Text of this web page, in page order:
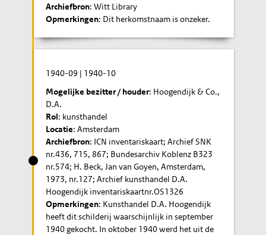
Archiefbron: Witt Library
Opmerkingen: Dit herkomstnaam is onzeker.
1940-09 | 1940-10
Mogelijke bezitter / houder: Hoogendijk & Co.,
D.A.
Rol: kunsthandel
Locatie: Amsterdam
Archiefbron: ICN inventariskaart; Archief SNK
nr.436, 715, 867; Bundesarchiv Koblenz B323
nr.574; H. Beck, Jan van Goyen, Amsterdam,
1973, nr.127; Archief kunsthandel D.A.
Hoogendijk inventariskaartnr.OS1326
Opmerkingen: Kunsthandel D.A. Hoogendijk
heeft dit schilderij waarschijnlijk in september
1940 gekocht. In oktober 1940 werd het uit de